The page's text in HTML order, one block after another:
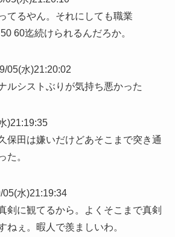
てるやん。それにしても職業
60迄続けられるんだろか。
05(水)21:20:02
ルシストぶりが気持ち悪かった
)21:19:35
保田は嫌いだけどあそこまで突き通
た。
05(水)21:19:34
剣に観てるから。よくそこまで真剣
ねぇ。暇人で羨ましいわ。